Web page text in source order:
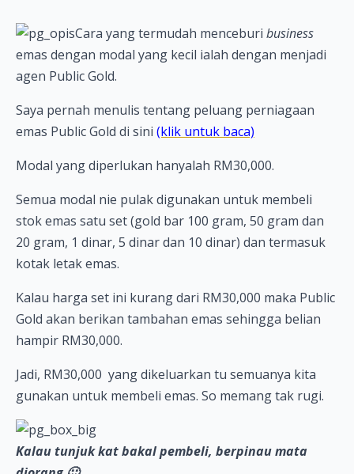
Cara yang termudah menceburi business
emas dengan modal yang kecil ialah dengan menjadi
agen Public Gold.
Saya pernah menulis tentang peluang perniagaan
emas Public Gold di sini (klik untuk baca)
Modal yang diperlukan hanyalah RM30,000.
Semua modal nie pulak digunakan untuk membeli
stok emas satu set (gold bar 100 gram, 50 gram dan
20 gram, 1 dinar, 5 dinar dan 10 dinar) dan termasuk
kotak letak emas.
Kalau harga set ini kurang dari RM30,000 maka Public
Gold akan berikan tambahan emas sehingga belian
hampir RM30,000.
Jadi, RM30,000 yang dikeluarkan tu semuanya kita
gunakan untuk membeli emas. So memang tak rugi.
Kalau tunjuk kat bakal pembeli, berpinau mata